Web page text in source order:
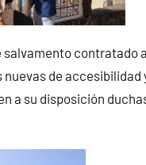
contratado
de
a su disposición